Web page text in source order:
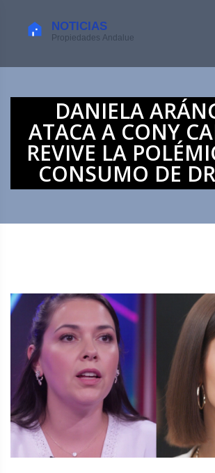
DANIELA
ATACA A CONY
REVIVE LA
CONSUMO DE